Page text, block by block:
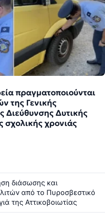
πραγματοποιούνται
της Γενικής
Διεύθυνσης Δυτικής
σχολικής χρονιάς
διάσωσης και
από το Πυροσβεστικό
της Αττικοβοιωτίας